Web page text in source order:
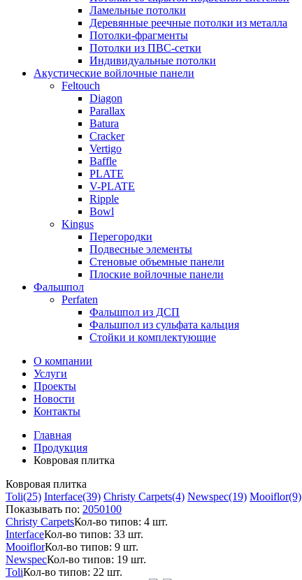
Ламельные потолки
Деревянные реечные потолки из металла
Потолки-фрагменты
Потолки из ПВС-сетки
Индивидуальные потолки
Акустические войлочные панели
Feltouch
Diagon
Parallax
Batura
Cracker
Vertigo
Baffle
PLATE
V-PLATE
Ripple
Bowl
Kingus
Перегородки
Подвесные элементы
Стеновые объемные панели
Плоские войлочные панели
Фальшпол
Perfaten
Фальшпол из ДСП
Фальшпол из сульфата кальция
Стойки и комплектующие
О компании
Услуги
Проекты
Новости
Контакты
Главная
Продукция
Ковровая плитка
Ковровая плитка
Toli(25) Interface(39) Christy Carpets(4) Newspec(19) Mooiflor(9)
Показывать по: 2050100
Christy CarpetsКол-во типов: 4 шт.
InterfaceКол-во типов: 33 шт.
MooiflorКол-во типов: 9 шт.
NewspecКол-во типов: 19 шт.
ToliКол-во типов: 22 шт.